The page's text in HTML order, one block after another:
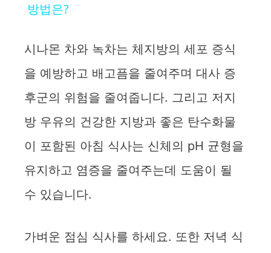
y
V
i
d
o
방법은?
시나몬 차와 녹차는 체지방의 세포 증식
을 예방하고 배고픔을 줄여주며 대사 증
후군의 위험을 줄여줍니다. 그리고 저지
방 우유의 건강한 지방과 좋은 탄수화물
이 포함된 아침 식사는 신체의 pH 균형을
유지하고 염증을 줄여주는데 도움이 될
수 있습니다.
가벼운 점심 식사를 하세요. 또한 저녁 식